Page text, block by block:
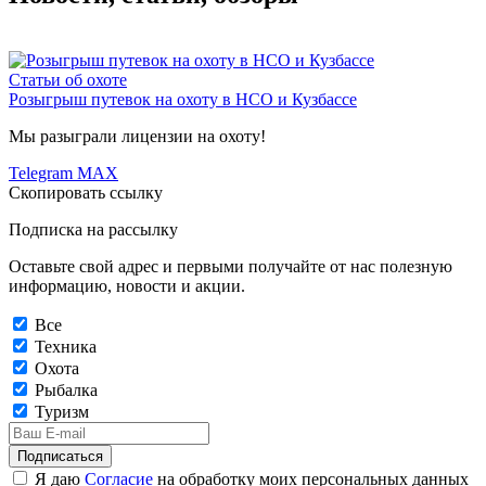
Статьи об охоте
Розыгрыш путевок на охоту в НСО и Кузбассе
Мы разыграли лицензии на охоту!
Telegram MAX
Скопировать ссылку
Подписка на рассылку
Оставьте свой адрес и первыми получайте от нас полезную
информацию, новости и акции.
Все
Техника
Охота
Рыбалка
Туризм
Подписаться
Я даю Согласие на обработку моих персональных данных